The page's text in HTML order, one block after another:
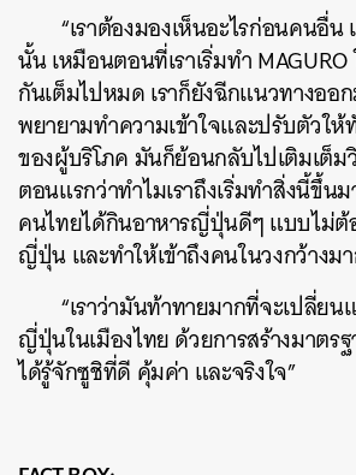
“เราต้องมองเห็นอะไรก่อนคนอื่
นั้น เหมือนตอนที่เราเริ่มทำ
กันเต็มไปหมด เราก็ยังฉีกแนวทางออก
พยายามทำความเข้าใจและปรับตัวใ
ของผู้บริโภค มันก็ย้อนกลับไปเติมเต็ม
ตอนแรกว่าทำไมเราถึงเริ่มทำสิ่งนี้ขึ้นม
คนไทยได้กินอาหารญี่ปุ่นดีๆ แบบไม่ต้
ญี่ปุ่น และทำให้เข้าถึงคนในวงกว้างม
“เราว่ามันท้าทายมากที่จะเปลี่ยน
ญี่ปุ่นในเมืองไทย ด้วยการสร้างมาตร
ได้รู้จักซูชิที่ดี คุ้มค่า และจริงใจ”